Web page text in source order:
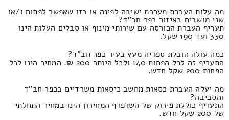
מה עלות העברת מערכת ישיבה לפינה או כזו שאפשר לפתוח ו/או
שני מושבים באיזור כפר חב"ד?
תעריף העברת הכורסה עם שירותי מינוף או סבלים העלות הינו
330 ועד 190 שקל.
כמה עולה הובלת ספריה מעץ בעיר כפר חב"ד?
התעריף זה לכל הפחות 140 ולכל היותר 200 ₪. המחיר הינו לכל
הפחות 200 שקל חדש.
מה יעלה העברת כסאות מחשב כיסאות משרדיים בכפר חב"ד
והסביבה?
התעריף כוללת פירוק של השרפרף המחירון הינו במחיר התחלתי
של 200 שקל חדש.